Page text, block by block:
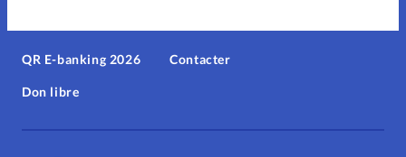
QR E-banking 2026
Don libre
Contacter